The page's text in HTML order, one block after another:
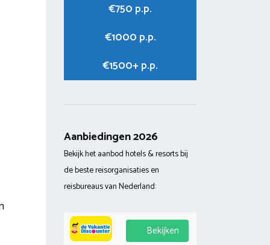
€750 p.p.
€1000 p.p.
€1500+ p.p.
Aanbiedingen 2026
Bekijk het aanbod hotels & resorts bij
de beste reisorganisaties en
reisbureaus van Nederland:
Bekijken